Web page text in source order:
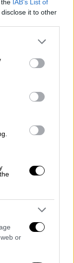
IAB’s List of
it to other
or more Google
You may click to
party tags to
in below Google
or
του
210),
του
τα οποία
και βστ)
54Α του
π.δ.
168/2007